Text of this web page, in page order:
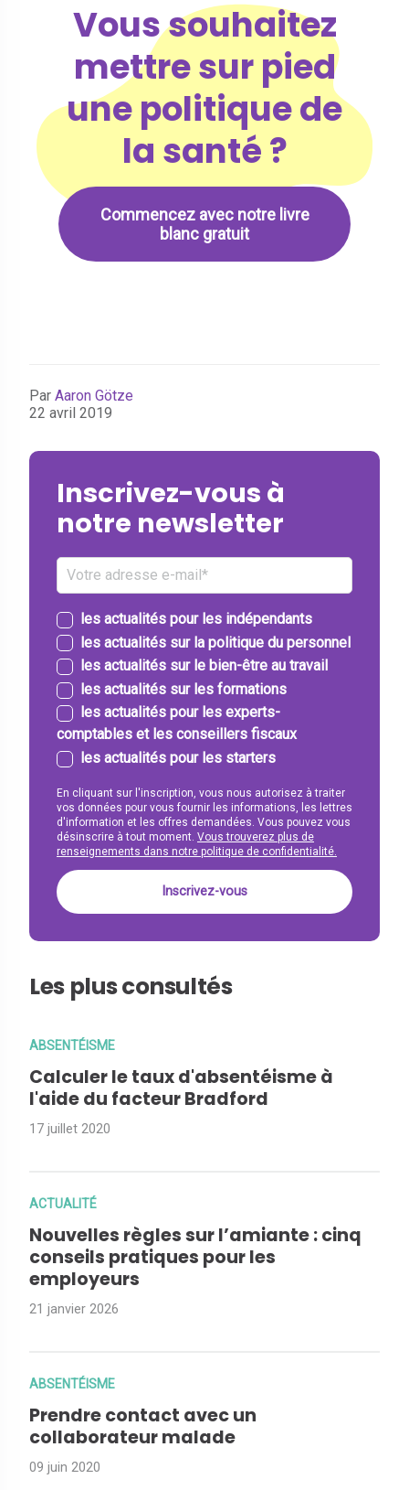
Vous souhaitez
mettre sur pied
une politique de
la santé ?
Commencez avec notre livre
blanc gratuit
Par Aaron Götze
22 avril 2019
Inscrivez-vous à
notre newsletter
les actualités pour les indépendants
les actualités sur la politique du personnel
les actualités sur le bien-être au travail
les actualités sur les formations
les actualités pour les experts-
comptables et les conseillers fiscaux
les actualités pour les starters
En cliquant sur l'inscription, vous nous autorisez à traiter
vos données pour vous fournir les informations, les lettres
d'information et les offres demandées. Vous pouvez vous
désinscrire à tout moment. Vous trouverez plus de
renseignements dans notre politique de confidentialité.
Les plus consultés
ABSENTÉISME
Calculer le taux d'absentéisme à
l'aide du facteur Bradford
17 juillet 2020
ACTUALITÉ
Nouvelles règles sur l’amiante : cinq
conseils pratiques pour les
employeurs
21 janvier 2026
ABSENTÉISME
Prendre contact avec un
collaborateur malade
09 juin 2020